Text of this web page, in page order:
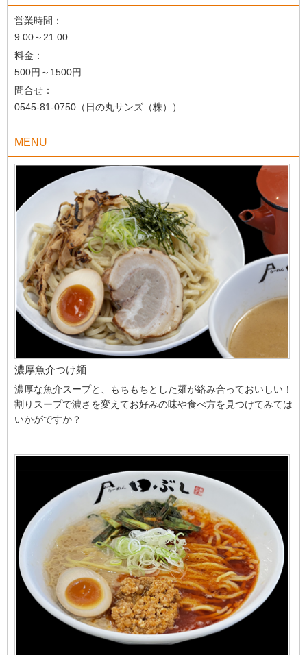
営業時間：
9:00～21:00
料金：
500円～1500円
問合せ：
0545-81-0750（日の丸サンズ（株））
MENU
濃厚魚介つけ麺
濃厚な魚介スープと、もちもちとした麺が絡み合っておいしい！
割りスープで濃さを変えてお好みの味や食べ方を見つけてみては
いかがですか？